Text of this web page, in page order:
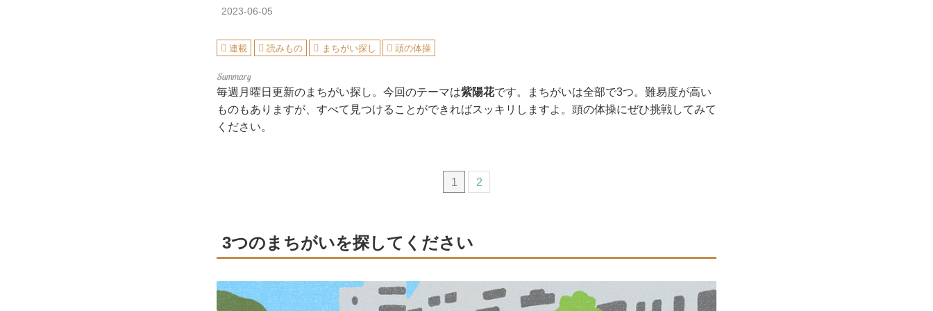
2023-06-05
連載 読みもの まちがい探し 頭の体操
毎週月曜日更新のまちがい探し。今回のテーマは紫陽花です。まちがいは全部で3つ。難易度が高い
ものもありますが、すべて見つけることができればスッキリしますよ。頭の体操にぜひ挑戦してみて
ください。
1 2
3つのまちがいを探してください